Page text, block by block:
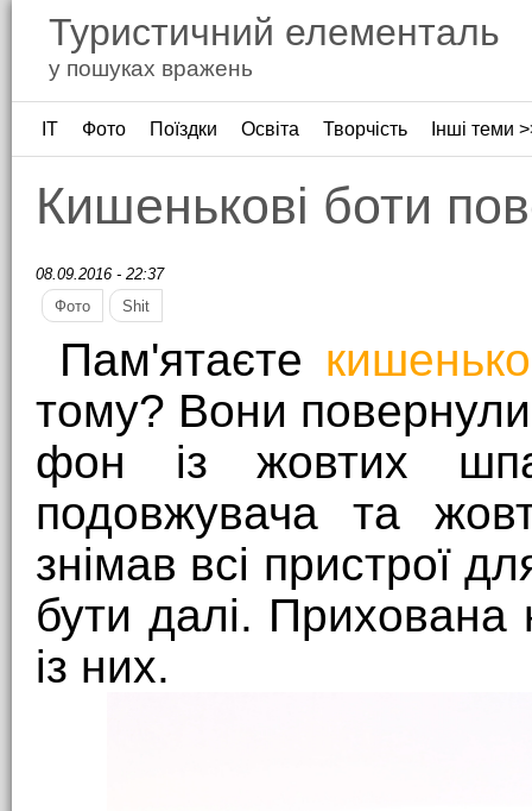
Туристичний елементаль
у пошуках вражень
ІТ Фото Поїздки Освіта Творчість Інші теми
Кишенькові боти
08.09.2016 - 22:37
Фото
Shit
Пам'ятаєте
тому? Вони
фон із жовтих
подовжувача та
знімав всі пристрої
бути далі. Прихована
із них.